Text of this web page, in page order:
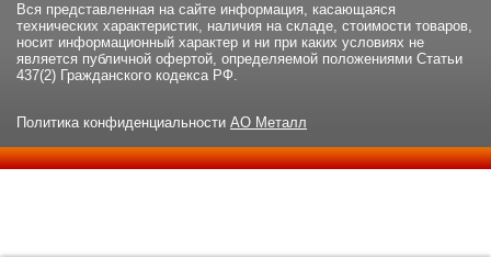
Вся представленная на сайте информация, касающаяся
технических характеристик, наличия на складе, стоимости товаров,
носит информационный характер и ни при каких условиях не
является публичной офертой, определяемой положениями Статьи
437(2) Гражданского кодекса РФ.
Политика конфиденциальности АО Металл